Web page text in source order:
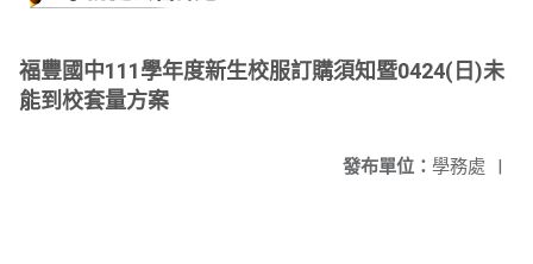
福豐國中111學年度新生校服訂購須知暨0424(日)未
能到校套量方案
發布單位： 學務處 |